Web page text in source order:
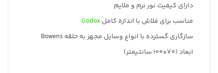
دارای کیفیت نور نرم و ملایم
مناسب برای فلاش با اندازه کاملGodox
سازگاری گسترده با انواع وسایل مجهز به حلقه Bowens
ابعاد (70×100 سانتیمتر)